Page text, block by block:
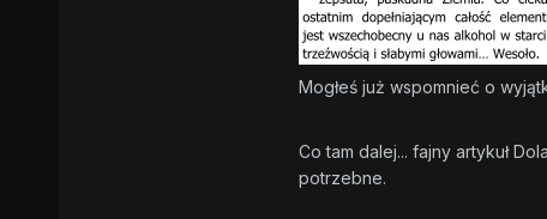
Mogłeś już wspomnieć o
Co tam dalej... fajny artykuł
potrzebne.